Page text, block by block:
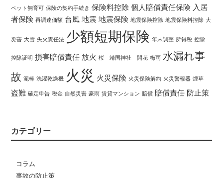
ペット飼育可 保険の契約手続き 保険料控除 個人賠償責任保険 入居
者保険 再調達価額 台風 地震 地震保険 地震保険控除 地震保険料控除 大
災害 大雪 失火責任法 少額短期保険 年末調整 所得税 控除
控除証明 損害賠償責任 放火 桜 靖国神社 開花 梅雨 水漏れ事
故 泥棒 洗濯乾燥機 火災 火災保険 火災保険解約 火災警報器 煙草
盗難 確定申告 税金 自然災害 豪雨 賃貸マンション 賠償 賠償責任 防止策
カテゴリー
コラム
事故の防止策